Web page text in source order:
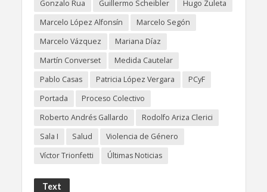
Gonzalo Rua
Guillermo Scheibler
Hugo Zuleta
Marcelo López Alfonsín
Marcelo Segón
Marcelo Vázquez
Mariana Díaz
Martín Converset
Medida Cautelar
Pablo Casas
Patricia López Vergara
PCyF
Portada
Proceso Colectivo
Roberto Andrés Gallardo
Rodolfo Ariza Clerici
Sala I
Salud
Violencia de Género
Víctor Trionfetti
Últimas Noticias
Text